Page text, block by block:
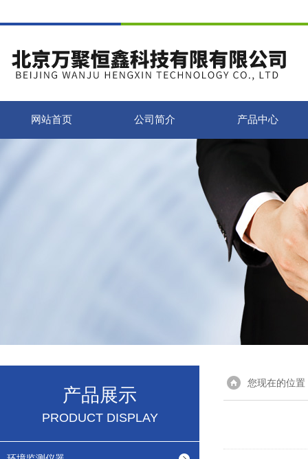
网站首页 公司简介 产品中心
产品展示
PRODUCT DISPLAY
您现在的位置